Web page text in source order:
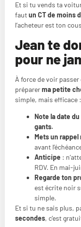
Et si tu vends ta
fautun CT de moins
l’acheteur est ton
Jean te
pour ne
À force de voir
préparerma petite
simple, mais efficace :
Note la date
gants.
Mets un
avant
Anticipe :
RDV. En mai-
Regarde ton
est écrite noir
simple.
Et si tu ne sais plus,
secondes, c’est